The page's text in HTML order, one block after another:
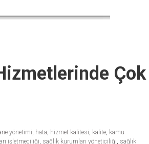
Çok
yönetimi, hata, hizmet kalitesi, kalite, kamu
işletmeciliği, sağlık kurumları yöneticiliği, sağlık